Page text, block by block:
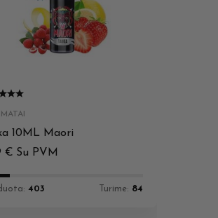
10ML Maori
€ Su PVM
403 Turime: 84